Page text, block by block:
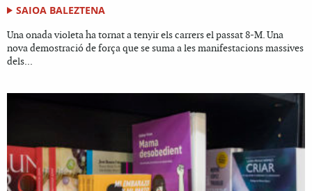
SAIOA BALEZTENA
Una onada violeta ha tornat a tenyir els carrers el passat 8-M. Una
nova demostració de força que se suma a les manifestacions massives
dels...